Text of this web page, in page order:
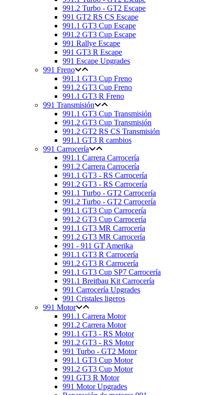
991.2 Turbo - GT2 Escape
991 GT2 RS CS Escape
991.1 GT3 Cup Escape
991.2 GT3 Cup Escape
991 Rallye Escape
991 GT3 R Escape
991 Escape Upgrades
991 Freno
991.1 GT3 Cup Freno
991.2 GT3 Cup Freno
991.1 GT3 R Freno
991 Transmisión
991.1 GT3 Cup Transmisión
991.2 GT3 Cup Transmisión
991.2 GT2 RS CS Transmisión
991.1 GT3 R cambios
991 Carrocería
991.1 Carrera Carrocería
991.2 Carrera Carrocería
991.1 GT3 - RS Carrocería
991.2 GT3 - RS Carrocería
991.1 Turbo - GT2 Carrocería
991.2 Turbo - GT2 Carrocería
991.1 GT3 Cup Carrocería
991.2 GT3 Cup Carrocería
991.1 GT3 MR Carrocería
991.2 GT3 MR Carrocería
991 - 911 GT Amerika
991.1 GT3 R Carrocería
991.2 GT3 R Carrocería
991.1 GT3 Cup SP7 Carrocería
991.1 Breitbau Kit Carrocería
991 Carrocería Upgrades
991 Cristales ligeros
991 Motor
991.1 Carrera Motor
991.2 Carrera Motor
991.1 GT3 - RS Motor
991.2 GT3 - RS Motor
991 Turbo - GT2 Motor
991.1 GT3 Cup Motor
991.2 GT3 Cup Motor
991 GT3 R Motor
991 Motor Upgrades